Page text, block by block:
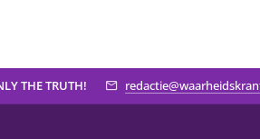
THE TRUTH!